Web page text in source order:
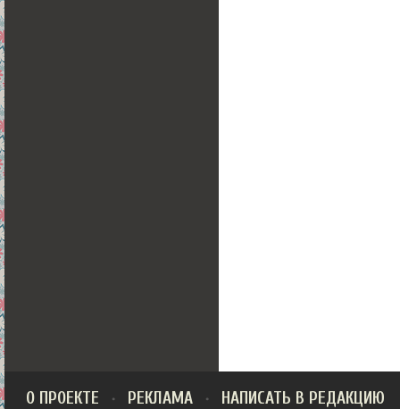
О ПРОЕКТЕ РЕКЛАМА НАПИСАТЬ В РЕДАКЦИЮ